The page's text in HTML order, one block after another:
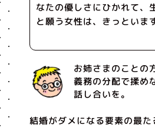
なたの優しさにひかれて、
と願う女性は、きっといま
お姉さまのことの
義務の分配で揉め
話し合いを。
結婚がダメになる要素の最